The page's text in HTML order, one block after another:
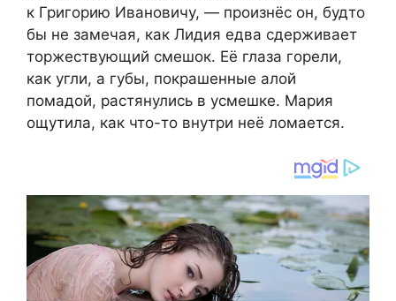
к Григорию Ивановичу, — произнёс он, будто
бы не замечая, как Лидия едва сдерживает
торжествующий смешок. Её глаза горели,
как угли, а губы, покрашенные алой
помадой, растянулись в усмешке. Мария
ощутила, как что-то внутри неё ломается.